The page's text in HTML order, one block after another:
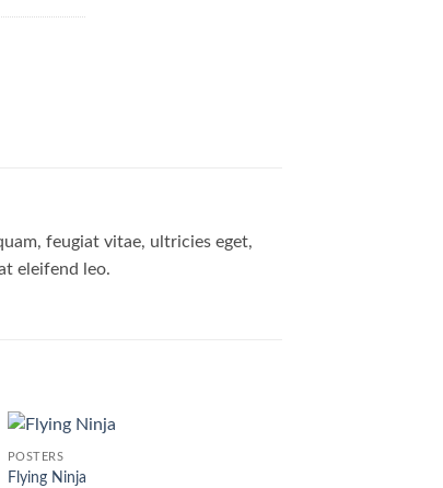
feugiat vitae, ultricies eget,
eleifend leo.
POSTERS
Flying Ninja